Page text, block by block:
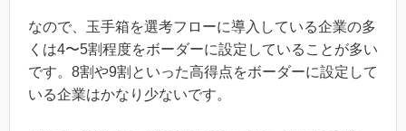
なので、玉手箱を選考フローに導入している企業の多
くは4〜5割程度をボーダーに設定していることが多い
です。8割や9割といった高得点をボーダーに設定して
いる企業はかなり少ないです。